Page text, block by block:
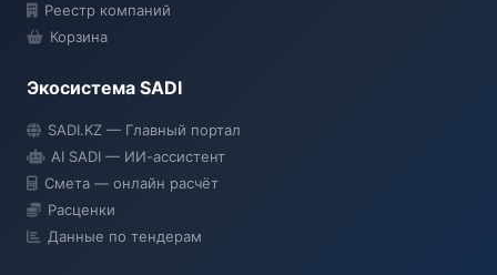
Реестр компаний
Корзина
Экосистема SADI
SADI.KZ — Главный портал
AI SADI — ИИ-ассистент
Смета — онлайн расчёт
Расценки
Данные по тендерам
● Подключение...